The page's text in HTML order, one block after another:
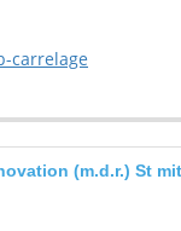
carrelage
(m.d.r.) St